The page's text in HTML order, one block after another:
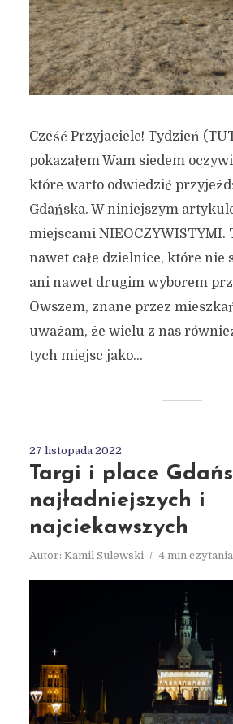
Cześć Przyjaciele! Tydzień
pokazałem Wam siedem
które warto odwiedzić
Gdańska. W niniejszym
miejscami NIEOCZYWISTYMI.
nawet całe dzielnice, które nie
ani nawet drugim wyborem
Owszem, znane przez
uważam, że wielu z nas
tych miejsc jako...
27 listopada 2022
Targi i place
najładniejszych i
najciekawszych
Autor: Kamil Sulewski 4 min czytania